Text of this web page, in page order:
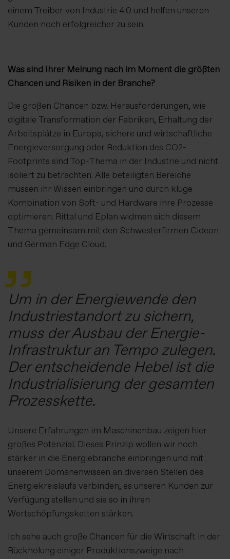
einem Treiber von Industrie 4.0 und helfen unseren
Kunden noch erfolgreicher zu sein.
Was sind Ihrer Meinung nach im Moment die größten
Chancen und Risiken in der Branche?
Die großen Chancen bzw. Herausforderungen, wie
digitale Transformation der Fabriken, Erhaltung der
Arbeitsplätze in Europa, sichere und wirtschaftliche
Energieversorgung oder Reduktion des CO2-
Footprints sind Top-Thema in der Industrie und nicht
isoliert zu betrachten. Alle beteiligten Bereiche
müssen ihr Wissen einbringen und durch kluge
Kombination von Soft- und Hardware ihre Prozesse
optimieren. Rittal und Eplan widmen sich diesem
Thema gemeinsam mit den Schwesterfirmen Cideon
und German Edge Cloud.
Um in der Energiewende den
Industriestandort zu sichern,
muss der Ausbau der Energie-
Infrastruktur an Tempo zulegen.
Der entscheidende Hebel ist die
Industrialisierung der gesamten
Prozesskette.
Unsere Erfahrungen im Maschinenbau zeigen hier
großes Potenzial. Dieses Prinzip wollen wir noch
stärker in die Energiebranche einbringen und mit
unserem Domänenwissen an diversen Stellen des
Energiekreislaufs verbinden, es unseren Kunden zur
Verfügung stellen und sie so in ihren
Wertschöpfungsketten stärken.
Ich sehe auch große Chancen für die Wirtschaft in der
Rückholung einiger Produktionszweige nach